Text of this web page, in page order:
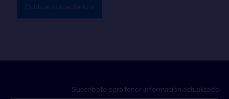
Suscríbete para tener información actualizada